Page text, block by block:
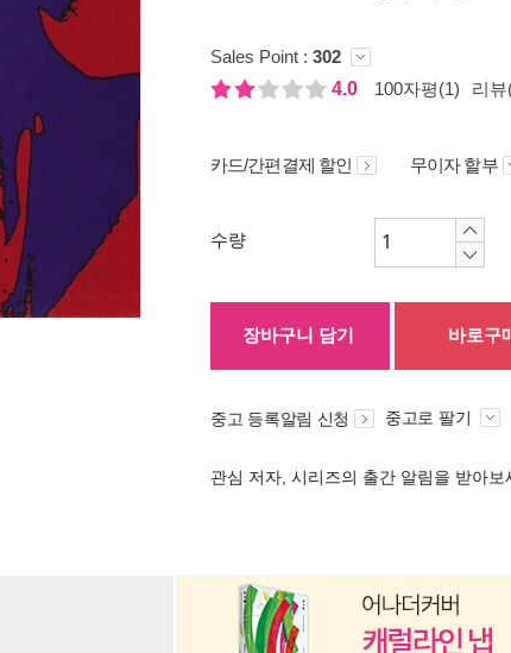
Sales Point : 302
4.0
100자평(1) 리뷰
카드/간편결제 할인 무이자 할부
수량
장바구니 담기 바로구
중고 등록알림 신청 중고로 팔기
관심 저자, 시리즈의 출간 알림을 받아보